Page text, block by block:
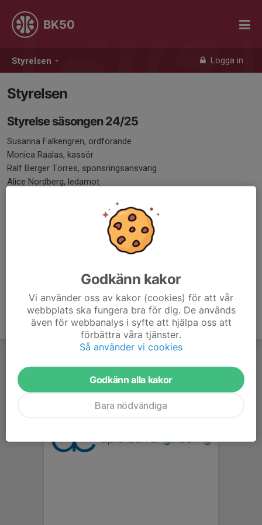
Styrelsen Logga in
BK50
Styrelsen
Styrelse säsongen 24/25
Susanna Falkengren, ordförande
Monica Raalas, kassör
Ralf Berger Torres, sponsringsansvarig
Alice Nordberg, ledamot
Godkänn kakor
Vi använder oss av kakor (cookies) för att vår
webbplats ska fungera bra för dig. De används
även för webbanalys i syfte att hjälpa oss att
förbättra våra tjänster.
Så använder vi cookies
Godkänn alla kakor
Bara nödvändiga